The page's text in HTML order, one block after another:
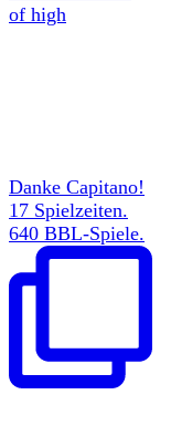
of high
Danke Capitano!
17 Spielzeiten.
640 BBL-Spiele.